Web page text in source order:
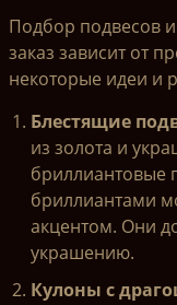
Подбор подвесов
заказ зависит от
некоторые идеи и
Блестящие
из золота и
бриллиантовые
бриллиантами
акцентом. Они
украшению.
Кулоны с